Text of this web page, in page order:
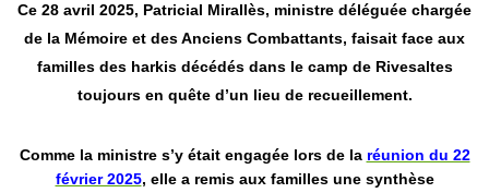
Ce 28 avril 2025, Patricial Mirallès, ministre déléguée chargée
de la Mémoire et des Anciens Combattants, faisait face aux
familles des harkis décédés dans le camp de Rivesaltes
toujours en quête d’un lieu de recueillement.
Comme la ministre s’y était engagée lors de la réunion du 22
février 2025, elle a remis aux familles une synthèse